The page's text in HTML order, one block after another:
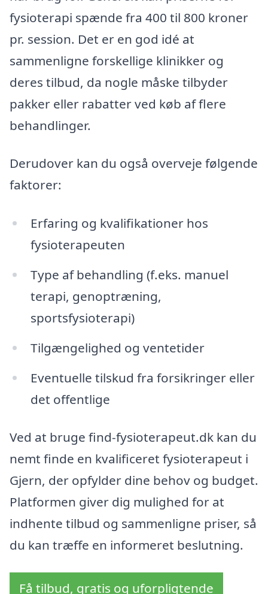
fysioterapi spænde fra 400 til 800 kroner
pr. session. Det er en god idé at
sammenligne forskellige klinikker og
deres tilbud, da nogle måske tilbyder
pakker eller rabatter ved køb af flere
behandlinger.
Derudover kan du også overveje følgende
faktorer:
Erfaring og kvalifikationer hos
fysioterapeuten
Type af behandling (f.eks. manuel
terapi, genoptræning,
sportsfysioterapi)
Tilgængelighed og ventetider
Eventuelle tilskud fra forsikringer eller
det offentlige
Ved at bruge find-fysioterapeut.dk kan du
nemt finde en kvalificeret fysioterapeut i
Gjern, der opfylder dine behov og budget.
Platformen giver dig mulighed for at
indhente tilbud og sammenligne priser, så
du kan træffe en informeret beslutning.
Få tilbud, gratis og uforpligtende